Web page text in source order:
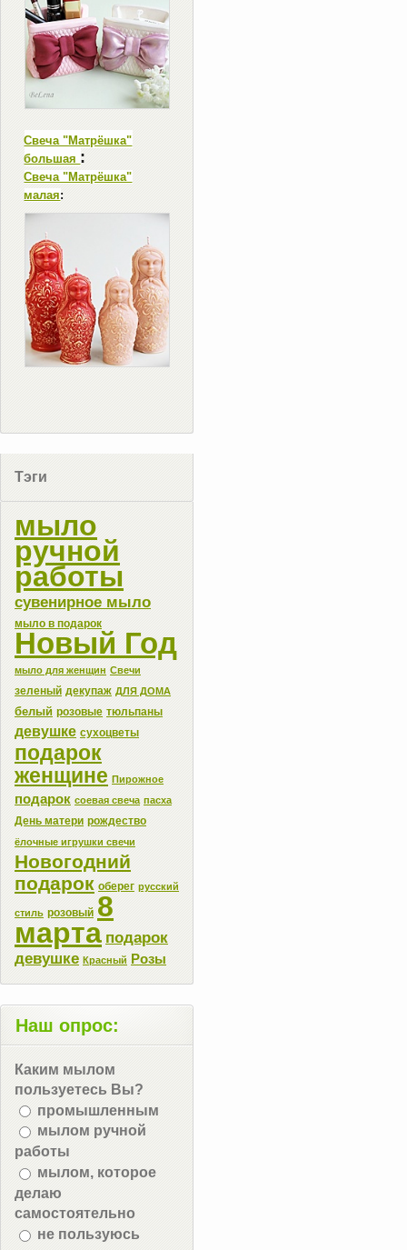
Свеча "Матрёшка"
большая :
Свеча "Матрёшка"
малая:
Тэги
мыло
ручной
работы
сувенирное мыло
мыло в подарок
Новый Год
мыло для женщин Свечи
зеленый декупаж ДЛЯ ДОМА
белый розовые тюльпаны
девушке сухоцветы
подарок
женщине Пирожное
подарок соевая свеча пасха
День матери рождество
ёлочные игрушки свечи
Новогодний
подарок оберег русский
стиль розовый 8
марта подарок
девушке Красный Розы
Наш опрос:
Каким мылом
пользуетесь Вы?
промышленным
мылом ручной
работы
мылом, которое
делаю
самостоятельно
не пользуюсь